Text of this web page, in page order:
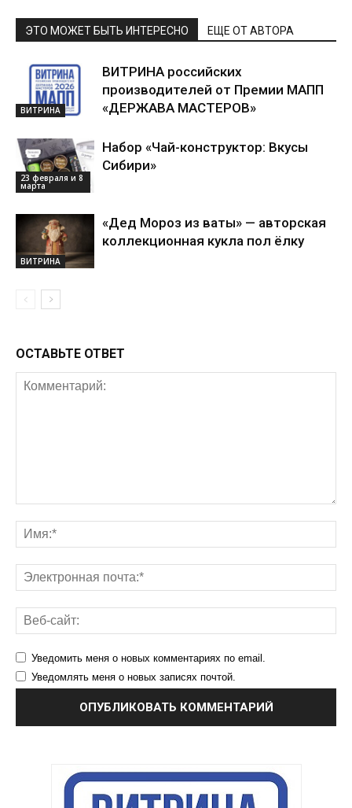
ЭТО МОЖЕТ БЫТЬ ИНТЕРЕСНО ЕЩЕ ОТ АВТОРА
ВИТРИНА
ВИТРИНА российских
производителей от Премии МАПП
«ДЕРЖАВА МАСТЕРОВ»
23 февраля и 8
марта
Набор «Чай-конструктор: Вкусы
Сибири»
ВИТРИНА
«Дед Мороз из ваты» — авторская
коллекционная кукла пол ёлку
ОСТАВЬТЕ ОТВЕТ
Уведомить меня о новых комментариях по email.
Уведомлять меня о новых записях почтой.